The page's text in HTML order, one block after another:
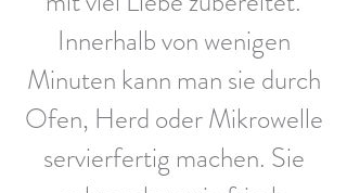
Innerhalb von wenigen
Minuten kann man sie durch
Ofen, Herd oder Mikrowelle
servierfertig machen. Sie